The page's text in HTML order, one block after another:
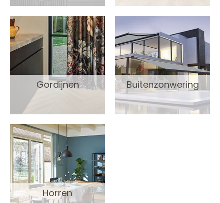
Gordijnen Buitenzonwering
Horren